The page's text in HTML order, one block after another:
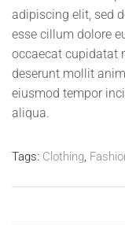
adipiscing elit, sed
esse cillum dolore
occaecat cupidatat
deserunt mollit
eiusmod tempor
aliqua.
Tags: Clothing,